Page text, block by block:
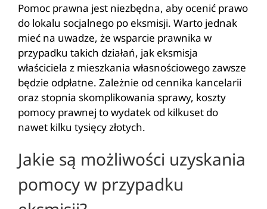
Pomoc prawna jest niezbędna, aby ocenić prawo
do lokalu socjalnego po eksmisji. Warto jednak
mieć na uwadze, że wsparcie prawnika w
przypadku takich działań, jak eksmisja
właściciela z mieszkania własnościowego zawsze
będzie odpłatne. Zależnie od cennika kancelarii
oraz stopnia skomplikowania sprawy, koszty
pomocy prawnej to wydatek od kilkuset do
nawet kilku tysięcy złotych.
Jakie są możliwości uzyskania
pomocy w przypadku